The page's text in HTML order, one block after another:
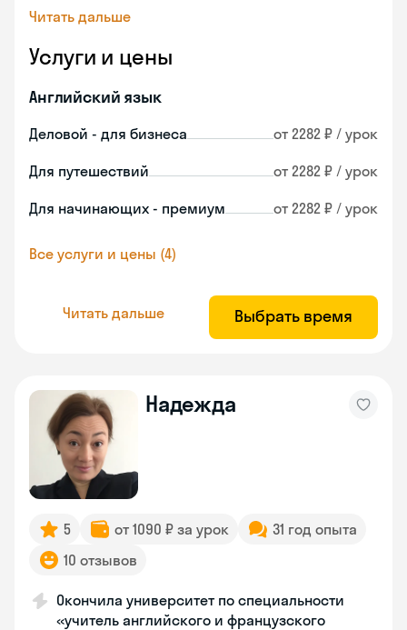
Читать дальше
Услуги и цены
Английский язык
Деловой - для бизнеса от 2282 ₽ / урок
Для путешествий от 2282 ₽ / урок
Для начинающих - премиум от 2282 ₽ / урок
Все услуги и цены (4)
Читать дальше Выбрать время
Надежда
5 от 1090 ₽ за урок
31 год опыта
10 отзывов
Окончила университет по специальности
«учитель английского и французского